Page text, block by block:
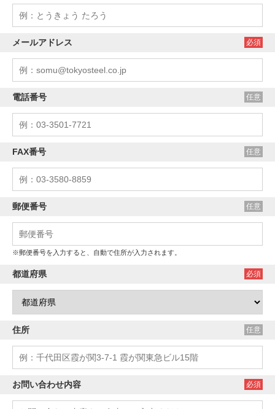
メールアドレス 必須
電話番号 任意
FAX番号 任意
郵便番号 任意
※郵便番号を入力すると、自動で住所が入力されます。
都道府県 必須
住所 任意
お問い合わせ内容 必須